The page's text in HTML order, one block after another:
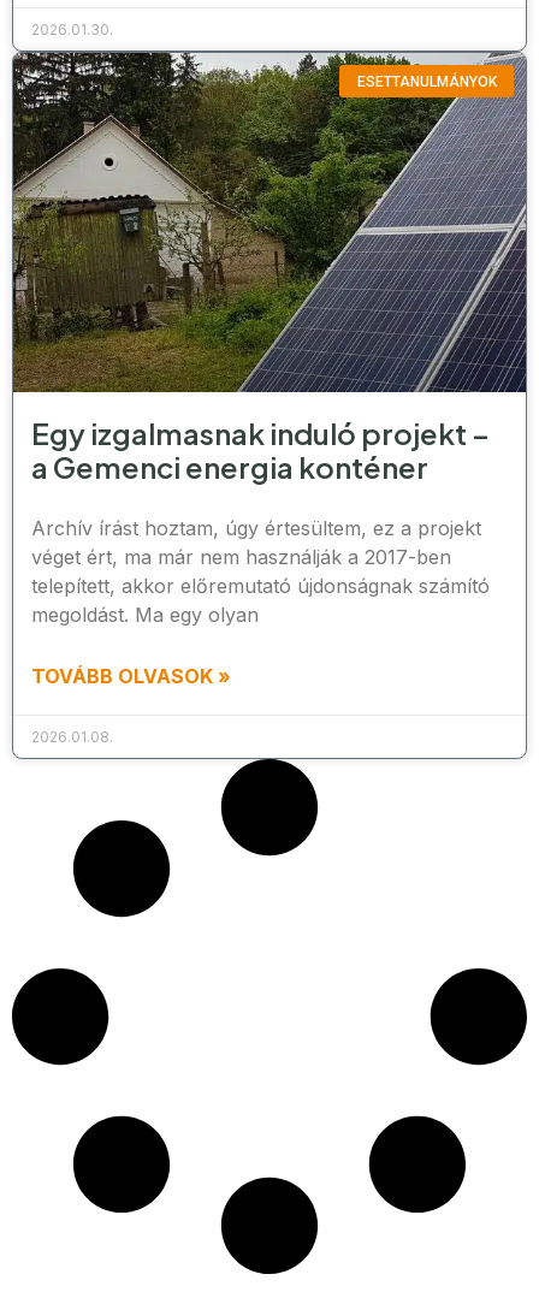
2026.01.30.
ESETTANULMÁNYOK
Egy izgalmasnak induló projekt –
a Gemenci energia konténer
Archív írást hoztam, úgy értesültem, ez a projekt
véget ért, ma már nem használják a 2017-ben
telepített, akkor előremutató újdonságnak számító
megoldást. Ma egy olyan
TOVÁBB OLVASOK »
2026.01.08.